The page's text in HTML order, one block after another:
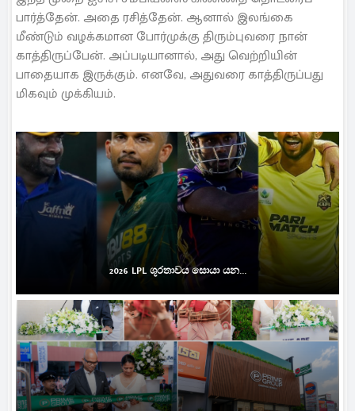
பார்த்தேன். அதை ரசித்தேன். ஆனால் இலங்கை
மீண்டும் வழக்கமான போர்முக்கு திரும்புவரை நான்
காத்திருப்பேன். அப்படியானால், அது வெற்றியின்
பாதையாக இருக்கும். எனவே, அதுவரை காத்திருப்பது
மிகவும் முக்கியம்.
2026 LPL ශූරතාවය සොයා යන...